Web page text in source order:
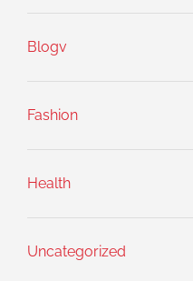
Blogv
Fashion
Health
Uncategorized